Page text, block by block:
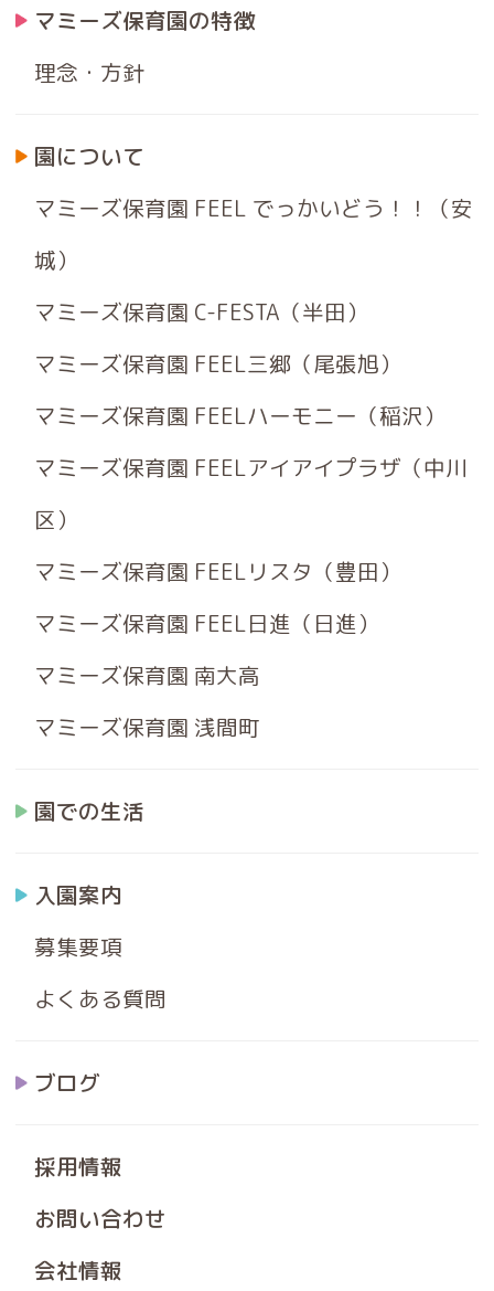
マミーズ保育園の特徴
理念・方針
園について
マミーズ保育園 FEEL でっかいどう！！（安
城）
マミーズ保育園 C-FESTA（半田）
マミーズ保育園 FEEL三郷（尾張旭）
マミーズ保育園 FEELハーモニー（稲沢）
マミーズ保育園 FEELアイアイプラザ（中川
区）
マミーズ保育園 FEELリスタ（豊田）
マミーズ保育園 FEEL日進（日進）
マミーズ保育園 南大高
マミーズ保育園 浅間町
園での生活
入園案内
募集要項
よくある質問
ブログ
採用情報
お問い合わせ
会社情報